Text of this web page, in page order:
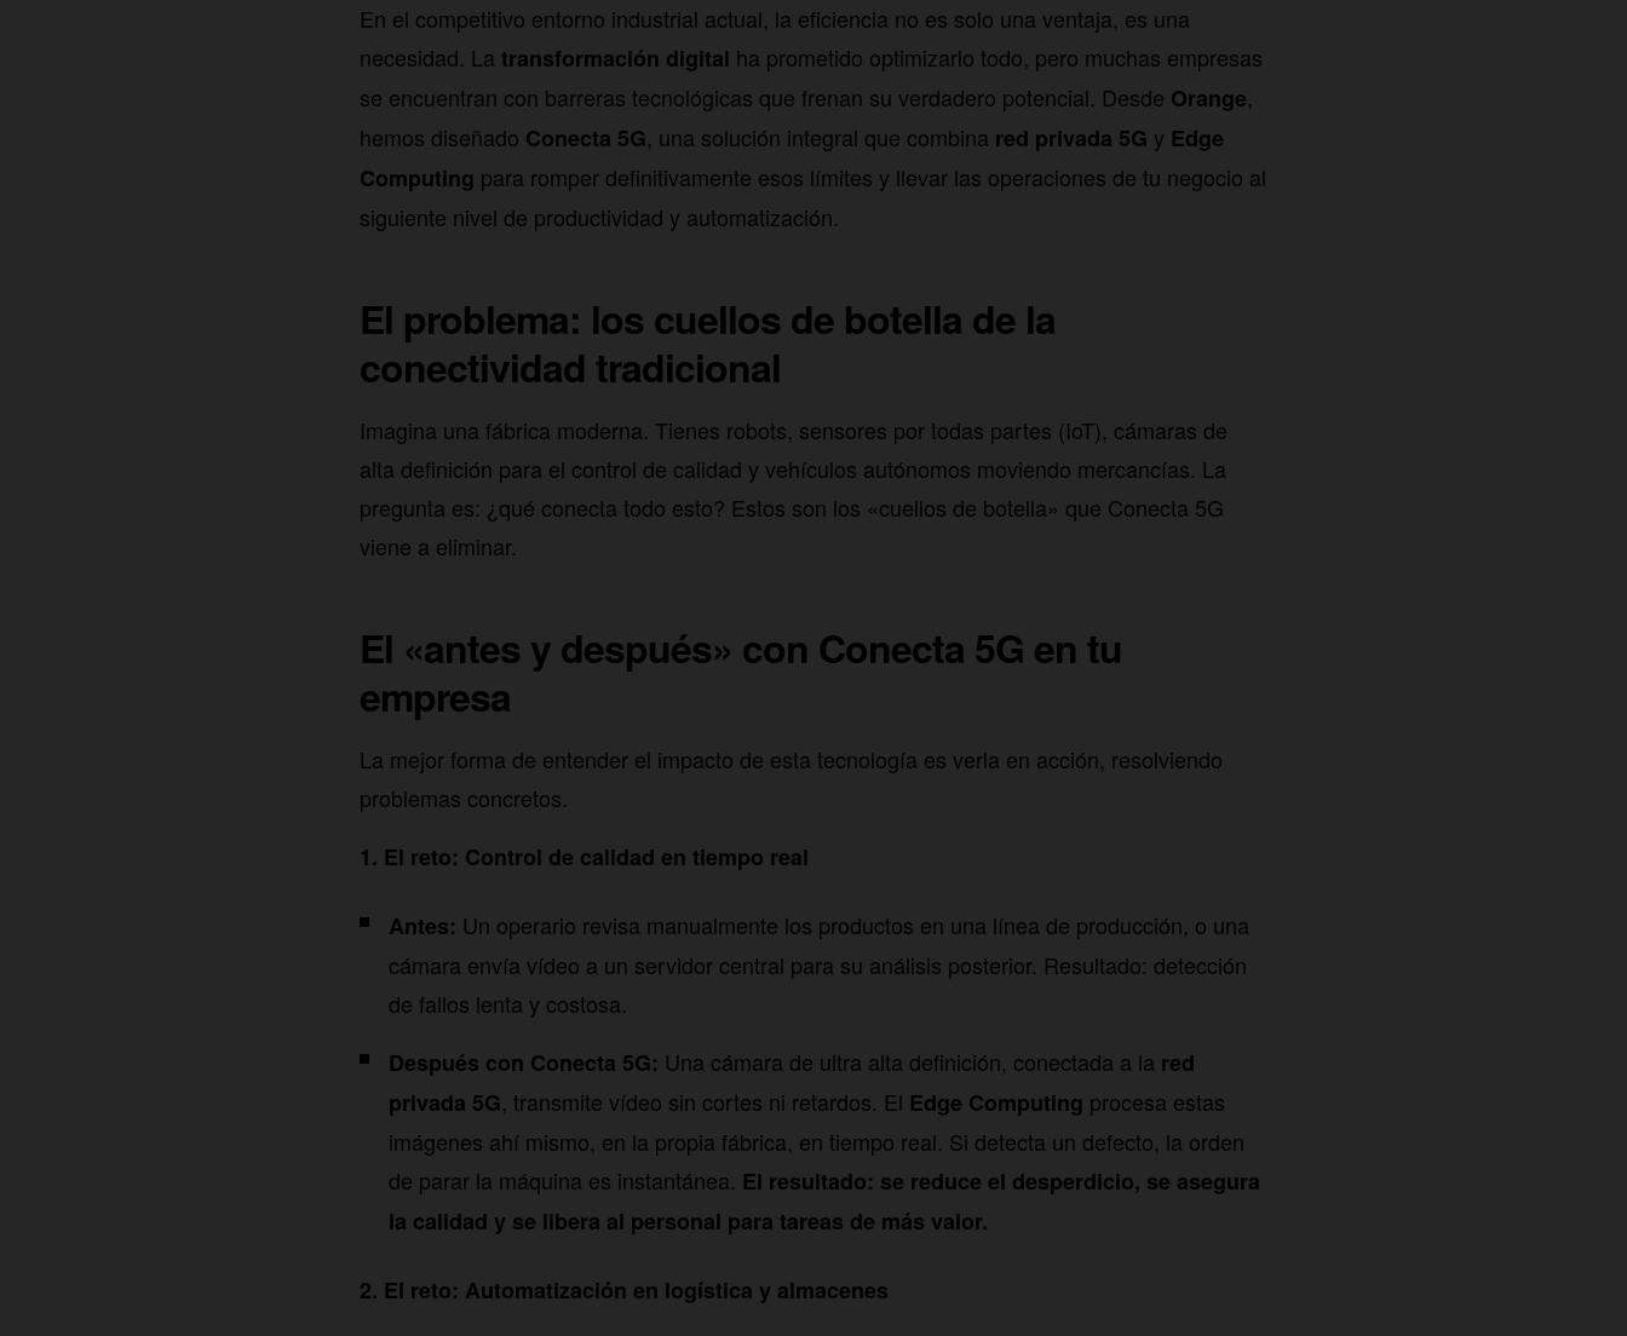
En el competitivo entorno industrial actual, la eficiencia no es solo una ventaja, es una
necesidad. La transformación digital ha prometido optimizarlo todo, pero muchas empresas
se encuentran con barreras tecnológicas que frenan su verdadero potencial. Desde Orange,
hemos diseñado Conecta 5G, una solución integral que combina red privada 5G y Edge
Computing para romper definitivamente esos límites y llevar las operaciones de tu negocio al
siguiente nivel de productividad y automatización.
El problema: los cuellos de botella de la
conectividad tradicional
Imagina una fábrica moderna. Tienes robots, sensores por todas partes (IoT), cámaras de
alta definición para el control de calidad y vehículos autónomos moviendo mercancías. La
pregunta es: ¿qué conecta todo esto? Estos son los «cuellos de botella» que Conecta 5G
viene a eliminar.
El «antes y después» con Conecta 5G en tu
empresa
La mejor forma de entender el impacto de esta tecnología es verla en acción, resolviendo
problemas concretos.
1. El reto: Control de calidad en tiempo real
Antes: Un operario revisa manualmente los productos en una línea de producción, o una
cámara envía vídeo a un servidor central para su análisis posterior. Resultado: detección
de fallos lenta y costosa.
Después con Conecta 5G: Una cámara de ultra alta definición, conectada a la red
privada 5G, transmite vídeo sin cortes ni retardos. El Edge Computing procesa estas
imágenes ahí mismo, en la propia fábrica, en tiempo real. Si detecta un defecto, la orden
de parar la máquina es instantánea. El resultado: se reduce el desperdicio, se asegura
la calidad y se libera al personal para tareas de más valor.
2. El reto: Automatización en logística y almacenes